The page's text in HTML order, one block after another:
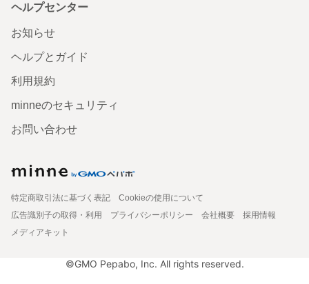
ヘルプセンター
お知らせ
ヘルプとガイド
利用規約
minneのセキュリティ
お問い合わせ
特定商取引法に基づく表記
Cookieの使用について
広告識別子の取得・利用
プライバシーポリシー 会社概要
採用情報
メディアキット
©GMO Pepabo, Inc. All rights reserved.